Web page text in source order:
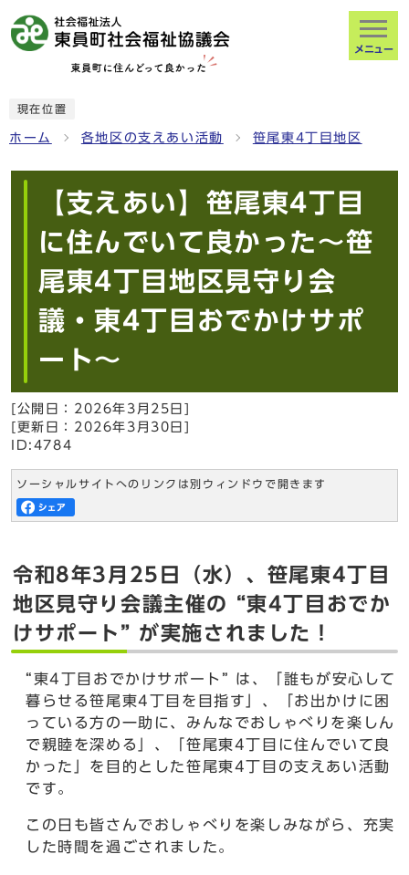
メニュー
現在位置
ホーム 各地区の支えあい活動 笹尾東4丁目地区
【支えあい】笹尾東4丁目
に住んでいて良かった～笹
尾東4丁目地区見守り会
議・東4丁目おでかけサポ
ート～
[公開日： 2026年3月25日
[更新日： 2026年3月30日
ID:4784
ソーシャルサイトへのリンクは別ウィンドウで開きます
令和8年3月25日（水）、笹尾東4丁目
地区見守り会議主催の “東4丁目おでか
けサポート” が実施されました！
“東4丁目おでかけサポート” は、「誰もが安心して
暮らせる笹尾東4丁目を目指す」、「お出かけに困
っている方の一助に、みんなでおしゃべりを楽しん
で親睦を深める」、「笹尾東4丁目に住んでいて良
かった」を目的とした笹尾東4丁目の支えあい活動
です。
この日も皆さんでおしゃべりを楽しみながら、充実
した時間を過ごされました。